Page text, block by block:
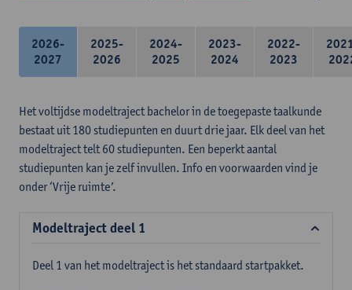
2026-
2027
2025-
2026
2024-
2025
2023-
2024
2022-
2023
Het voltijdse modeltraject bachelor in de toegepaste taalkunde
bestaat uit 180 studiepunten en duurt drie jaar. Elk deel van het
modeltraject telt 60 studiepunten. Een beperkt aantal
studiepunten kan je zelf invullen. Info en voorwaarden vind je
onder ‘Vrije ruimte’.
Modeltraject deel 1
Deel 1 van het modeltraject is het standaard startpakket.